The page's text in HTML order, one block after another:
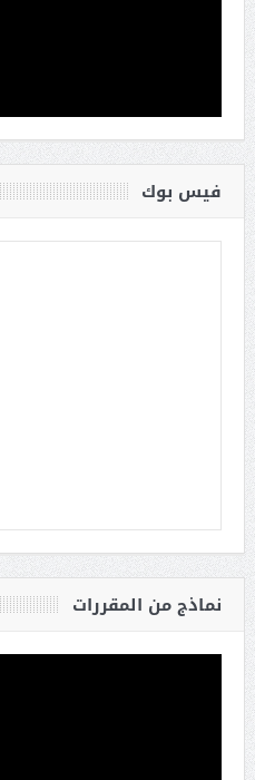
فيس بوك
نماذج من المقررات